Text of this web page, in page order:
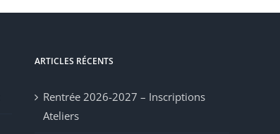
ARTICLES RÉCENTS
Rentrée 2026-2027 – Inscriptions
Ateliers